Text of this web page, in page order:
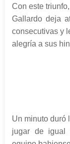
Con este
Gallardo deja
consecutivas y
alegría a sus
Un minuto duró
jugar de igual